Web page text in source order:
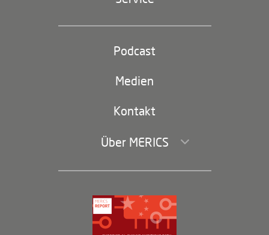
Partei und Staat
navigation)
Podcast
Medien
Kontakt
Über MERICS
Geschäftsführung und Bereiche
Governance
Arbeiten bei MERICS